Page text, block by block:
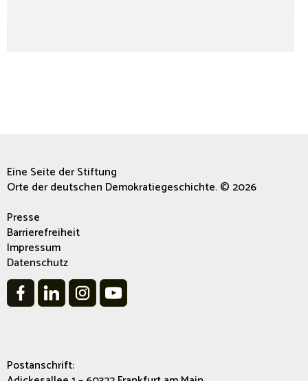
Eine Seite der Stiftung
Orte der deutschen Demokratiegeschichte. © 2026
Presse
Barrierefreiheit
Impressum
Datenschutz
Postanschrift: